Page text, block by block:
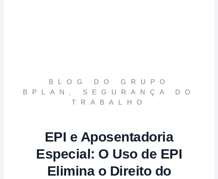
BLOG DO GRUPO
BPLAN , SEGURANÇA DO
TRABALHO
EPI e Aposentadoria
Especial: O Uso de EPI
Elimina o Direito do